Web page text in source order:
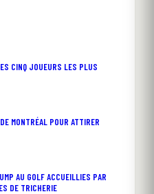
CINQ JOUEURS LES PLUS
MONTRÉAL POUR ATTIRER
AU GOLF ACCUEILLIES PAR
DE TRICHERIE